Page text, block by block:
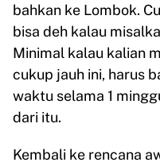
bahkan ke Lombok.
bisa deh kalau
Minimal kalau kalian
cukup jauh ini, harus
waktu selama 1
dari itu.
Kembali ke rencana